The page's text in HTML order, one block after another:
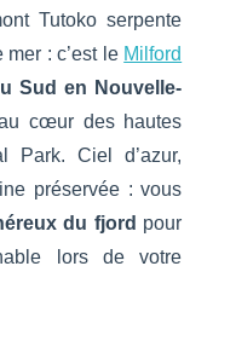
Tutoko serpente
: c’est le Milford
Sud en Nouvelle-
cœur des hautes
Park. Ciel d’azur,
préservée : vous
du fjord pour
lors de votre